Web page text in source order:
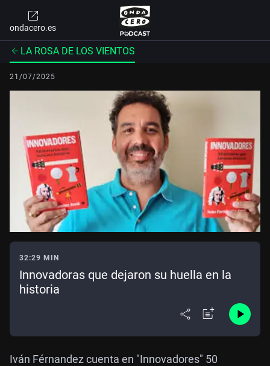
ondacero.es
LA ROSA DE LOS VIENTOS
21/07/2025
32:29 MIN
Innovadoras que dejaron su huella en la
historia
Iván Férnandez cuenta en "Innovadores" 50